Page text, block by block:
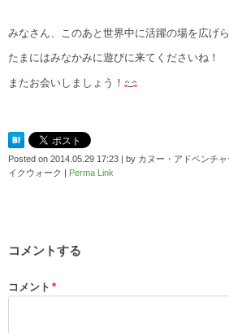
みなさん、このあと世界中に活躍の場を広げ
たまにはみなかみに遊びに来てくださいね！
またお会いしましょう！
Posted on 2014.05.29 17:23 | by カヌー・アドベンチ
イクウォーク | Perma Link
コメントする
コメント *